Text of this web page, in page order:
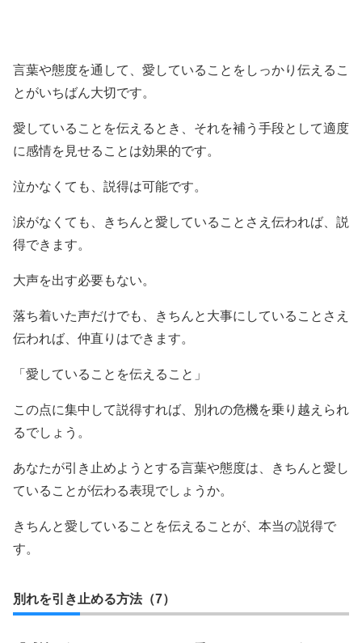
言葉や態度を通して、愛していることをしっかり伝えるこ
とがいちばん大切です。
愛していることを伝えるとき、それを補う手段として適度
に感情を見せることは効果的です。
泣かなくても、説得は可能です。
涙がなくても、きちんと愛していることさえ伝われば、説
得できます。
大声を出す必要もない。
落ち着いた声だけでも、きちんと大事にしていることさえ
伝われば、仲直りはできます。
「愛していることを伝えること」
この点に集中して説得すれば、別れの危機を乗り越えられ
るでしょう。
あなたが引き止めようとする言葉や態度は、きちんと愛し
ていることが伝わる表現でしょうか。
きちんと愛していることを伝えることが、本当の説得で
す。
別れを引き止める方法（7）